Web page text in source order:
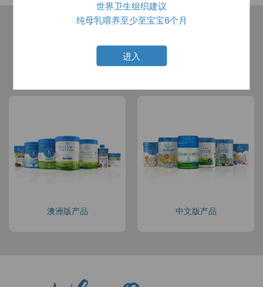
世界卫生组织建议
纯母乳喂养至少至宝宝6个月
进入
所有产品
澳洲版产品 中文版产品